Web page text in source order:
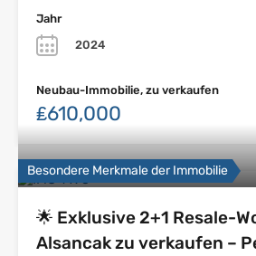
Jahr
2024
Neubau-Immobilie, zu verkaufen
₤610,000
Besondere Merkmale der Immobilie
🌟 Exklusive 2+1 Resale-
Alsancak zu verkaufen –